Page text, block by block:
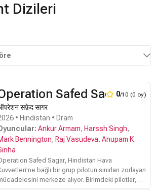
Dizileri
Safed Sagar
0/10 (0 oy)
सफ़ेद सागर
• Hindistan • Dram
Ankur Armam, Harssh Singh,
Bennington, Raj Vasudeva, Anupam K.
Safed Sagar, Hindistan Hava
bağlı bir grup pilotun sınırları zorlayan
merkeze alıyor. Birimdeki pilotlar,